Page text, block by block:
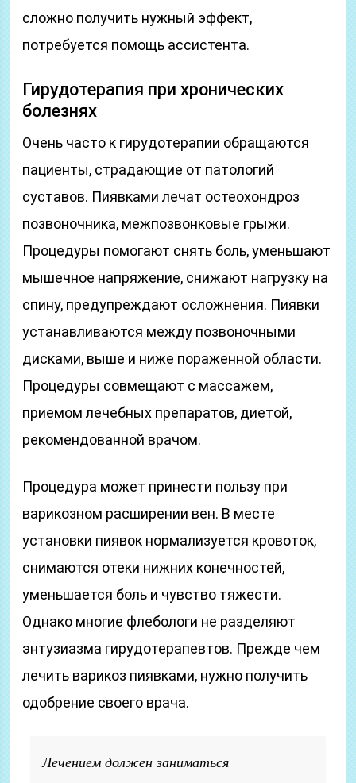
сложно получить нужный эффект,
потребуется помощь ассистента.
Гирудотерапия при хронических
болезнях
Очень часто к гирудотерапии обращаются
пациенты, страдающие от патологий
суставов. Пиявками лечат остеохондроз
позвоночника, межпозвонковые грыжи.
Процедуры помогают снять боль, уменьшают
мышечное напряжение, снижают нагрузку на
спину, предупреждают осложнения. Пиявки
устанавливаются между позвоночными
дисками, выше и ниже пораженной области.
Процедуры совмещают с массажем,
приемом лечебных препаратов, диетой,
рекомендованной врачом.
Процедура может принести пользу при
варикозном расширении вен. В месте
установки пиявок нормализуется кровоток,
снимаются отеки нижних конечностей,
уменьшается боль и чувство тяжести.
Однако многие флебологи не разделяют
энтузиазма гирудотерапевтов. Прежде чем
лечить варикоз пиявками, нужно получить
одобрение своего врача.
Лечением должен заниматься